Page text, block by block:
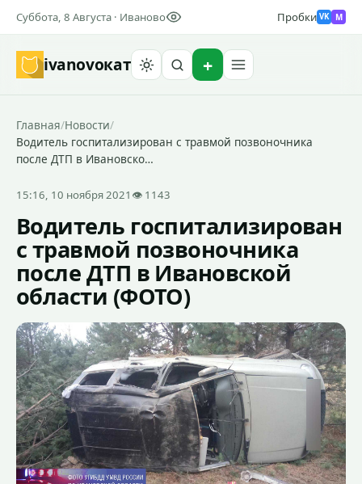
Суббота, 8 Августа · Иваново Пробки VK M
ivanovoкат
Главная/Новости/
Водитель госпитализирован с травмой позвоночника
после ДТП в Ивановско…
15:16, 10 ноября 2021 👁 1143
Водитель госпитализирован
с травмой позвоночника
после ДТП в Ивановской
области (ФОТО)